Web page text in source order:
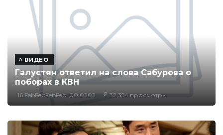
ВИДЕО
Галустян ответил на слова Сабурова о
поборах в КВН
16 FebFebFebFeb, 00:0202 32,354 просмотры